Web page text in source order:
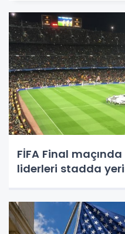
FİFA Final
liderleri stadda